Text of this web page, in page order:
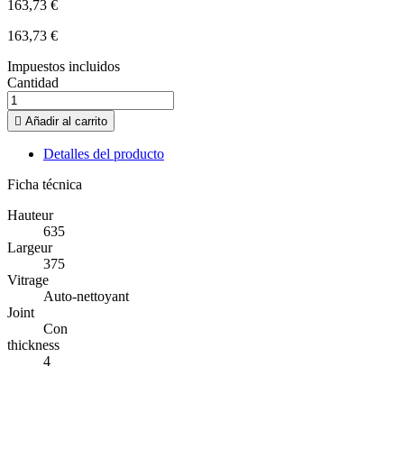
163,73 €
163,73 €
Impuestos incluidos
Cantidad
 Añadir al carrito
Detalles del producto
Ficha técnica
Hauteur
635
Largeur
375
Vitrage
Auto-nettoyant
Joint
Con
thickness
4